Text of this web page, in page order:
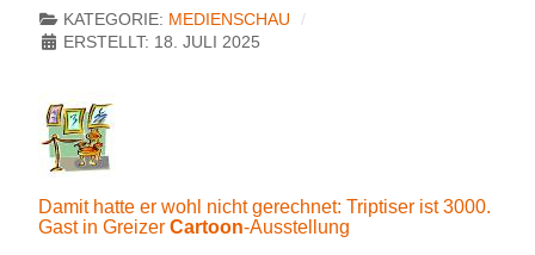
KATEGORIE: MEDIENSCHAU
ERSTELLT: 18. JULI 2025
Damit hatte er wohl nicht gerechnet: Triptiser ist 3000.
Gast in Greizer Cartoon-Ausstellung